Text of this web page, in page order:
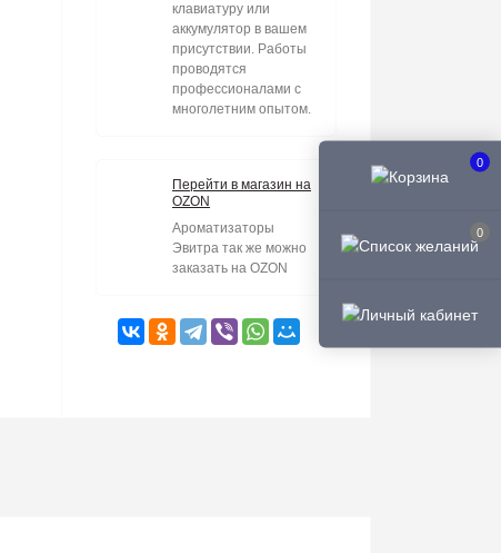
0
0
клавиатуру или
аккумулятор в вашем
присутствии. Работы
проводятся
профессионалами с
многолетним опытом.
Перейти в магазин на
OZON
Ароматизаторы
Эвитра так же можно
заказать на OZON